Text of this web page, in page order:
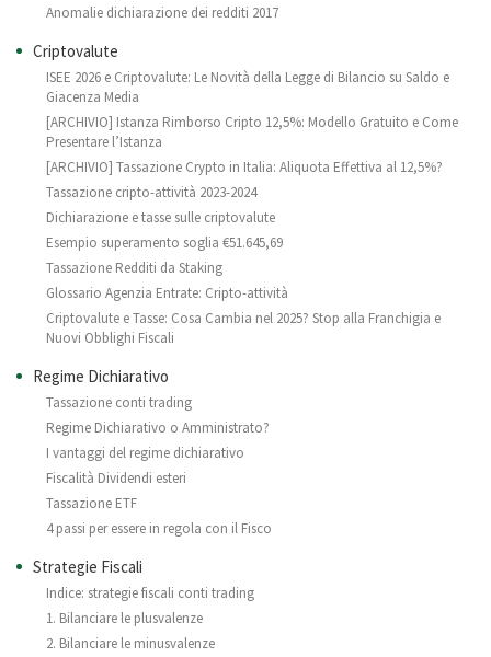
Anomalie dichiarazione dei redditi 2017
Criptovalute
ISEE 2026 e Criptovalute: Le Novità della Legge di Bilancio su Saldo e
Giacenza Media
[ARCHIVIO] Istanza Rimborso Cripto 12,5%: Modello Gratuito e Come
Presentare l’Istanza
[ARCHIVIO] Tassazione Crypto in Italia: Aliquota Effettiva al 12,5%?
Tassazione cripto-attività 2023-2024
Dichiarazione e tasse sulle criptovalute
Esempio superamento soglia €51.645,69
Tassazione Redditi da Staking
Glossario Agenzia Entrate: Cripto-attività
Criptovalute e Tasse: Cosa Cambia nel 2025? Stop alla Franchigia e
Nuovi Obblighi Fiscali
Regime Dichiarativo
Tassazione conti trading
Regime Dichiarativo o Amministrato?
I vantaggi del regime dichiarativo
Fiscalità Dividendi esteri
Tassazione ETF
4 passi per essere in regola con il Fisco
Strategie Fiscali
Indice: strategie fiscali conti trading
1. Bilanciare le plusvalenze
2. Bilanciare le minusvalenze